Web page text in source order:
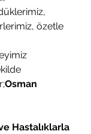
özetle
Osman
Hastalıklarla